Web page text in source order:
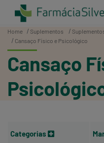
Home Suplementos
Cansaço Físico e Psicológico
Cansaço
Categorias